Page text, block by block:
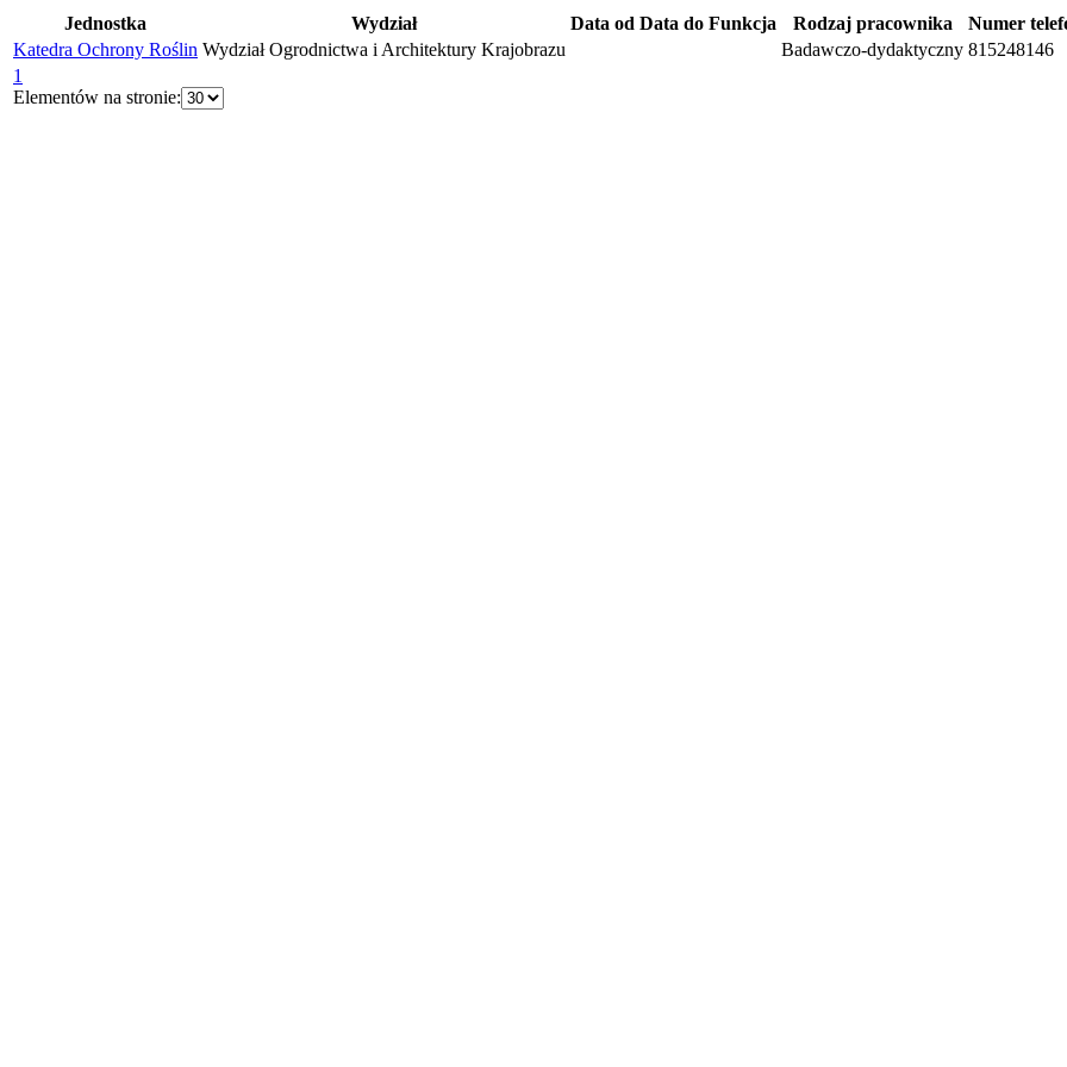
Jednostka Wydział Data od Data do Funkcja Rodzaj pracownika
Numer
Katedra Ochrony Roślin Wydział Ogrodnictwa i Architektury Krajobrazu Badawczo-dydaktyczny 815248146
1
Elementów na stronie: